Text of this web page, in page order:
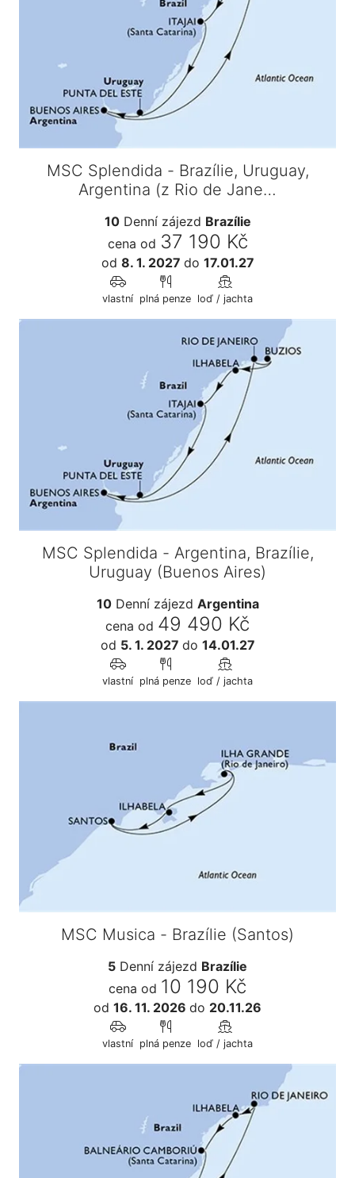
MSC Splendida - Brazílie, Uruguay,
Argentina (z Rio de Jane…
10Denní zájezd Brazílie
cena od 37 190 Kč
od 8. 1. 2027 do 17.01.27
vlastní plná penze loď / jachta
MSC Splendida - Argentina, Brazílie,
Uruguay (Buenos Aires)
10Denní zájezd Argentina
cena od 49 490 Kč
od 5. 1. 2027 do 14.01.27
vlastní plná penze loď / jachta
MSC Musica - Brazílie (Santos)
5 Denní zájezd Brazílie
cena od 10 190 Kč
od 16. 11. 2026 do 20.11.26
vlastní plná penze loď / jachta